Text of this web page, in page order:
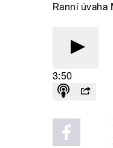
Ranní úvaha
3:50